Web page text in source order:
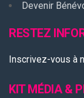
Devenir
RESTEZ
Inscrivez-vous à
KIT MÉDIA &